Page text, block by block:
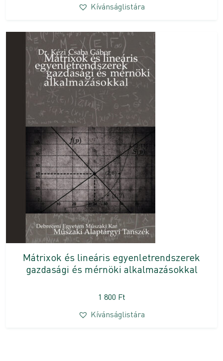
Kívánságlistára
Mátrixok és lineáris egyenletrendszerek
gazdasági és mérnöki alkalmazásokkal
1 800 Ft
Kívánságlistára